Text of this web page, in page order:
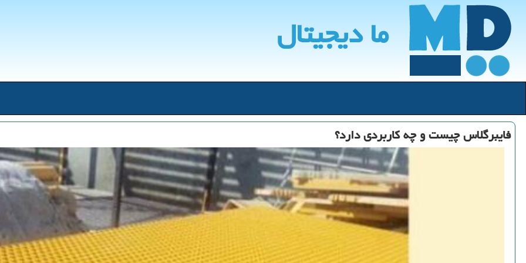
ما دیجیتال
فایبرگلاس چیست و چه كاربردی دارد؟